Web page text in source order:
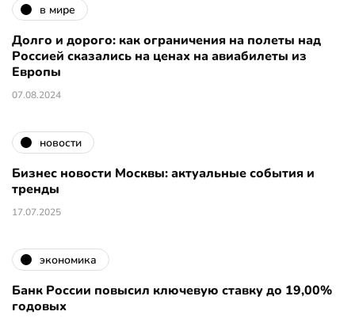
в мире
Долго и дорого: как ограничения на полеты над
Россией сказались на ценах на авиабилеты из
Европы
07.08.2024
новости
Бизнес новости Москвы: актуальные события и
тренды
17.07.2025
экономика
Банк России повысил ключевую ставку до 19,00%
годовых